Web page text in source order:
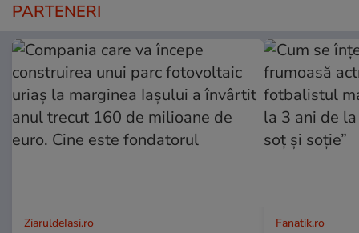
PARTENERI
ZiaruldeIasi.ro Fanatik.ro